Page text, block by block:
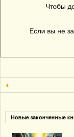
Чтобы
Если вы не
Новые законченные